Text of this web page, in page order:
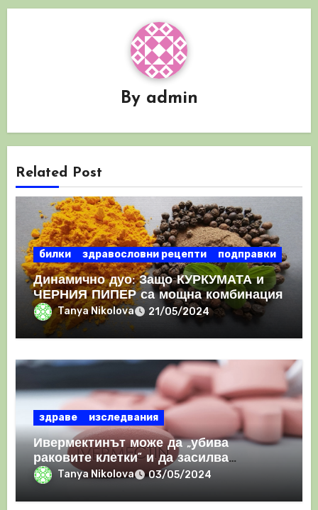
By admin
Related Post
билки здравословни рецепти подправки
Динамично дуо: Защо КУРКУМАТА и
ЧЕРНИЯ ПИПЕР са мощна комбинация
Tanya Nikolova 21/05/2024
здраве изследвания
Ивермектинът може да „убива
раковите клетки“ и да засилва
имунния отговор
Tanya Nikolova 03/05/2024